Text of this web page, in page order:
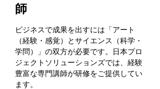
師
ビジネスで成果を出すには「アート
（経験・感覚）とサイエンス（科学・
学問）」の双方が必要です。
日本プロ
ジェクトソリューションズでは、経験
豊富な専門講師が研修をご提供してい
ます。